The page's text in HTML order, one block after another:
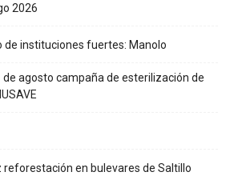
2026
de instituciones fuertes: Manolo
agosto campaña de esterilización de
reforestación en bulevares de Saltillo